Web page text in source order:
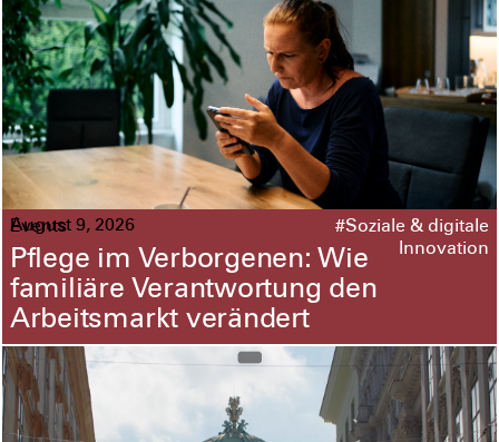
Events
#Soziale & digitale
Innovation
August 9, 2026
Pflege im Verborgenen: Wie
familiäre Verantwortung den
Arbeitsmarkt verändert